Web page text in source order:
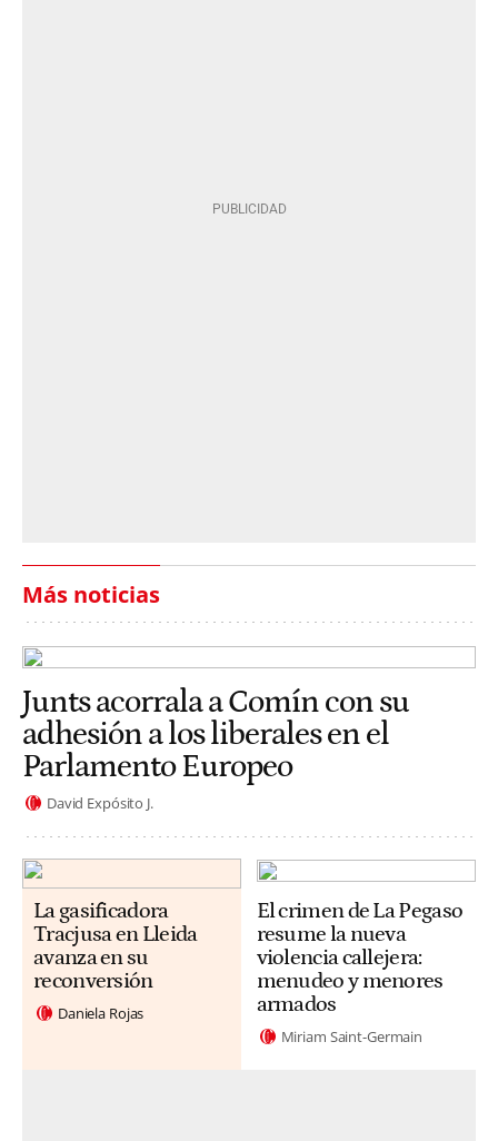
Más noticias
Junts acorrala a Comín con su
adhesión a los liberales en el
Parlamento Europeo
David Expósito J.
La gasificadora
Tracjusa en Lleida
avanza en su
reconversión
Daniela Rojas
El crimen de La Pegaso
resume la nueva
violencia callejera:
menudeo y menores
armados
Miriam Saint-Germain